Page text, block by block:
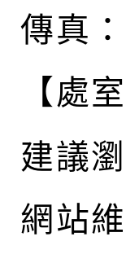
傳真
【處
建議
網站